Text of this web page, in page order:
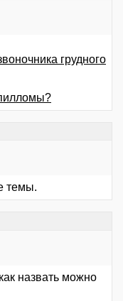
грудного
темы.
назвать можно